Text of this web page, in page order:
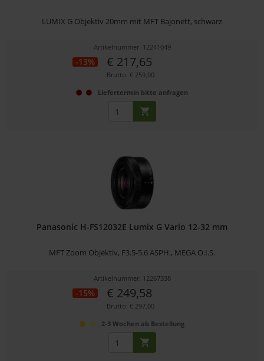
LUMIX G Objektiv 20mm mit MFT Bajonett, schwarz
Artikelnummer: 12241049
-13% € 217,65
Brutto: € 259,00
Liefertermin bitte anfragen
Panasonic H-FS12032E Lumix G Vario 12-32 mm
MFT Zoom Objektiv, F3.5-5.6 ASPH., MEGA O.I.S.
Artikelnummer: 12267338
-15% € 249,58
Brutto: € 297,00
2-3 Wochen ab Bestellung